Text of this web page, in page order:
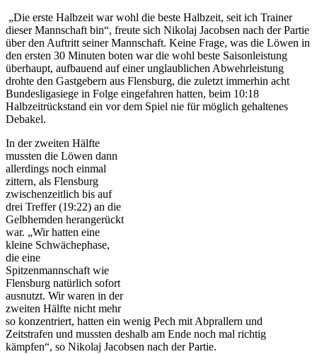
„Die erste Halbzeit war wohl die beste Halbzeit, seit ich Trainer
dieser Mannschaft bin“, freute sich Nikolaj Jacobsen nach der Partie
über den Auftritt seiner Mannschaft. Keine Frage, was die Löwen in
den ersten 30 Minuten boten war die wohl beste Saisonleistung
überhaupt, aufbauend auf einer unglaublichen Abwehrleistung
drohte den Gastgebern aus Flensburg, die zuletzt immerhin acht
Bundesligasiege in Folge eingefahren hatten, beim 10:18
Halbzeitrückstand ein vor dem Spiel nie für möglich gehaltenes
Debakel.
In der zweiten Hälfte
mussten die Löwen dann
allerdings noch einmal
zittern, als Flensburg
zwischenzeitlich bis auf
drei Treffer (19:22) an die
Gelbhemden herangerückt
war. „Wir hatten eine
kleine Schwächephase,
die eine
Spitzenmannschaft wie
Flensburg natürlich sofort
ausnutzt. Wir waren in der
zweiten Hälfte nicht mehr
so konzentriert, hatten ein wenig Pech mit Abprallern und
Zeitstrafen und mussten deshalb am Ende noch mal richtig
kämpfen“, so Nikolaj Jacobsen nach der Partie.